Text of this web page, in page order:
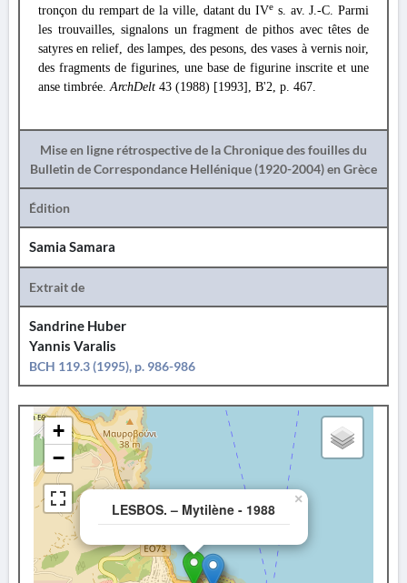
tronçon du rempart de la ville, datant du IVe s. av. J.-C. Parmi
les trouvailles, signalons un fragment de pithos avec têtes de
satyres en relief, des lampes, des pesons, des vases à vernis noir,
des fragments de figurines, une base de figurine inscrite et une
anse timbrée.ArchDelt 43 (1988) [1993], B'2, p. 467.
Mise en ligne rétrospective de la Chronique des fouilles du
Bulletin de Correspondance Hellénique (1920-2004) en Grèce
Édition
Samia Samara
Extrait de
Sandrine Huber
Yannis Varalis
BCH 119.3 (1995), p. 986-986
LESBOS. – Mytilène - 1988
×
+
−